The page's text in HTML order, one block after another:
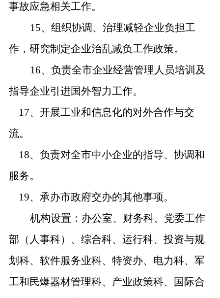
事故应急相关工作。
15、组织协调、治理减轻企业负担工
作，研究制定企业治乱减负工作政策。
16、负责全市企业经营管理人员培训及
指导企业引进国外智力工作。
17、开展工业和信息化的对外合作与交
流。
18、负责对全市中小企业的指导、协调和
服务。
19、承办市政府交办的其他事项。
机构设置：办公室、财务科、党委工作
部（人事科）、综合科、运行科、投资与规
划科、软件服务业科、特资办、电力科、军
工和民爆器材管理科、产业政策科、国际合